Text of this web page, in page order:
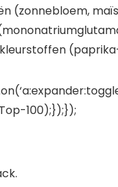
(zonnebloem,
100);});});